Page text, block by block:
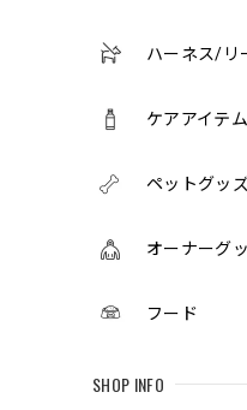
ハーネス/リ
ケアアイテム
ペットグッ
オーナーグ
フード
SHOP INFO